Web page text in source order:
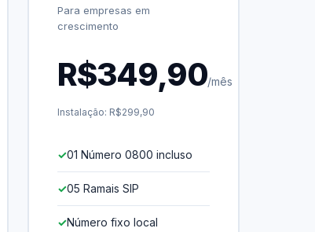
Para empresas em
crescimento
R$349,90/mês
Instalação: R$299,90
01 Número 0800 incluso
05 Ramais SIP
Número fixo local